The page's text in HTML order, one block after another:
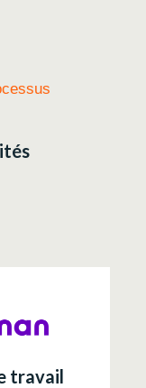
travail